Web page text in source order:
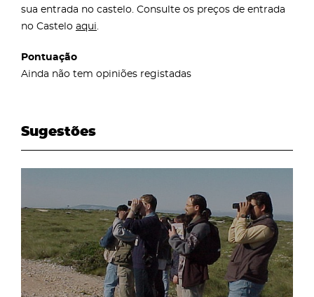
sua entrada no castelo. Consulte os preços de entrada
no Castelo aqui.
Pontuação
Ainda não tem opiniões registadas
Sugestões